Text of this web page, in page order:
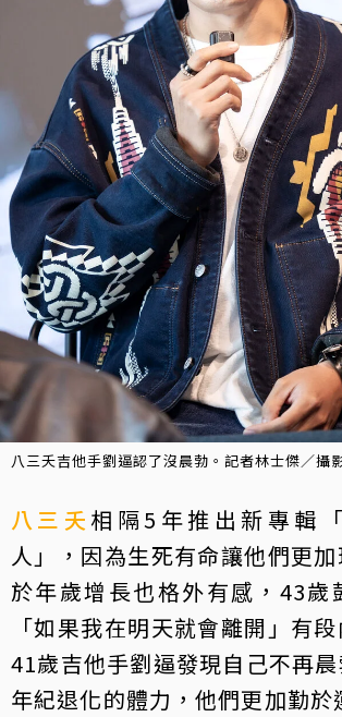
八三夭吉他手劉逼認了沒晨勃。記者林士傑／攝
八三夭 相隔5年推出新專輯
人」，因為生死有命讓他們更
於年歲增長也格外有感，43歲
「如果我在明天就會離開」有
41歲吉他手劉逼發現自己不再
年紀退化的體力，他們更加勤於